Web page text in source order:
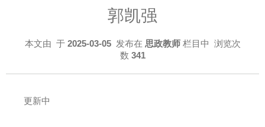
郭凯强
本文由 于 2025-03-05发布在 思政教师栏目中 浏览次
数 341
更新中